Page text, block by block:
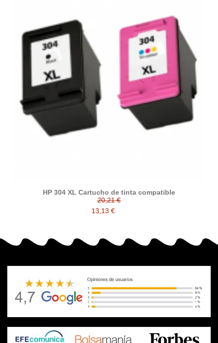
HP 304 XL Cartucho de tinta compatible
20,21 €
13,13 €